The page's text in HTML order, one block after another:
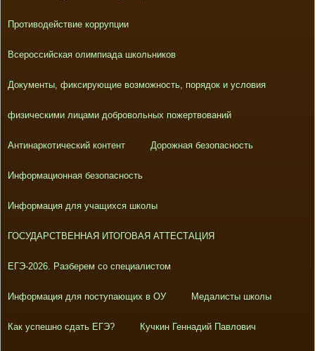
Противодействие коррупции
Всероссийская олимпиада школьников
Документы, фиксирующие возможность, порядок и условия
физическими лицами добровольных пожертвований
Антинаркотический контент Дорожная безопасность
Информационная безопасность
Информация для учащихся школы
ГОСУДАРСТВЕННАЯ ИТОГОВАЯ АТТЕСТАЦИЯ
ЕГЭ-2026. Разберем со специалистом
Информация для поступающих в ОУ Медалисты школы
Как успешно сдать ЕГЭ? Кучкин Геннадий Павлович